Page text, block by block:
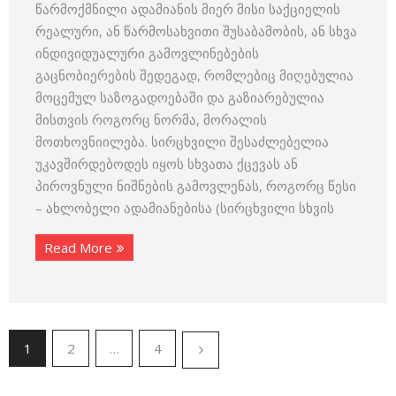
წარმოქმნილი ადამიანის მიერ მისი საქციელის
რეალური, ან წარმოსახვითი შუსაბამობის, ან სხვა
ინდივიდუალური გამოვლინებების
გაცნობიერების შედეგად, რომლებიც მიღებულია
მოცემულ საზოგადოებაში და გაზიარებულია
მისთვის როგორც ნორმა, მორალის
მოთხოვნიილება. სირცხვილი შესაძლებელია
უკავშირდებოდეს იყოს სხვათა ქცევას ან
პიროვნული ნიშნების გამოვლენას, როგორც წესი
– ახლობელი ადამიანებისა (სირცხვილი სხვის
Read More
1 2 … 4